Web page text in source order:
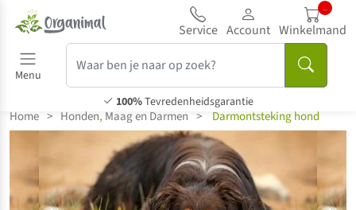
Service Account
..
Winkelmand
Menu
100%Tevredenheidsgarantie
Home > Honden, Maag en Darmen > Darmontsteking hond